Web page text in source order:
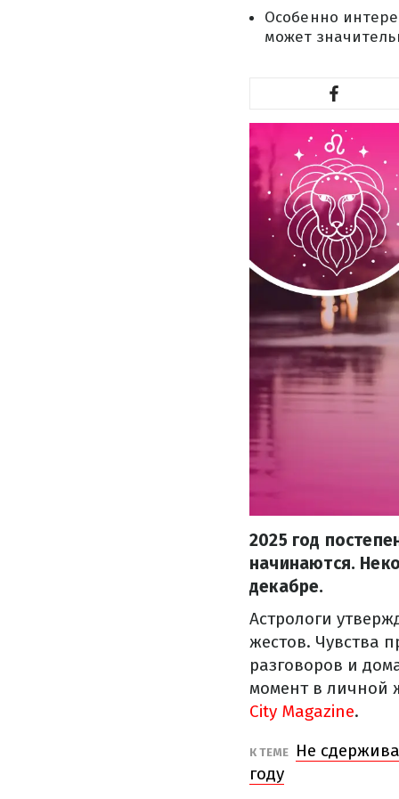
Особенно
может
2025 год
начинаются.
декабре.
Астрологи
жестов. Чувства
разговоров и
момент в личной
City Magazine.
К ТЕМЕ
Не
году